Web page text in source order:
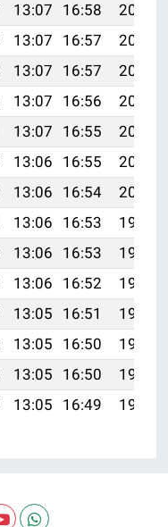
13:07 16:58
20:08
13:07 16:57
20:07
13:07 16:57
20:06
13:07 16:56
20:04
13:07 16:55
20:03
13:06 16:55
20:01
13:06 16:54
20:00
13:06 16:53
19:59
13:06 16:53
19:57
13:06 16:52
19:56
13:05 16:51
19:54
13:05 16:50
19:53
13:05 16:50
19:51
13:05 16:49 19:49